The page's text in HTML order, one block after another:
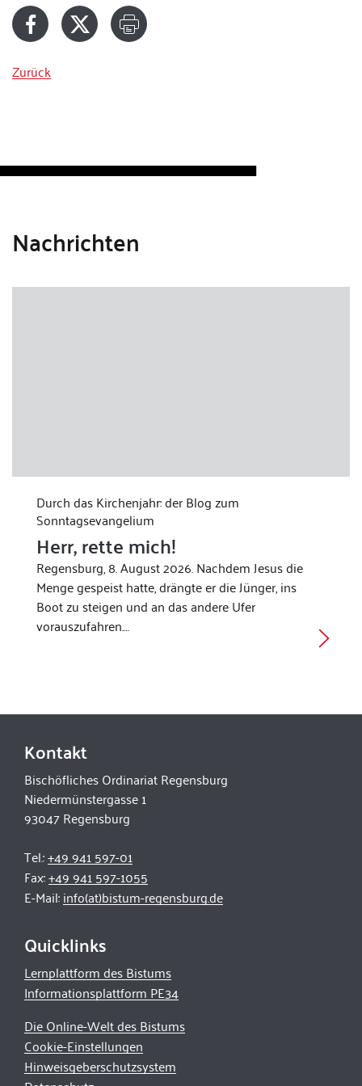
Zurück
Nachrichten
Durch das Kirchenjahr: der Blog zum
Sonntagsevangelium
Herr, rette mich!
Regensburg, 8. August 2026. Nachdem Jesus die
Menge gespeist hatte, drängte er die Jünger, ins
Boot zu steigen und an das andere Ufer
vorauszufahren.…
Kontakt
Bischöfliches Ordinariat Regensburg
Niedermünstergasse 1
93047 Regensburg
Tel.:+49 941 597-01
Fax:+49 941 597-1055
E-Mail:info(at)bistum-regensburg.de
Quicklinks
Lernplattform des Bistums
Informationsplattform PE34
Die Online-Welt des Bistums
Cookie-Einstellungen
Hinweisgeberschutzsystem